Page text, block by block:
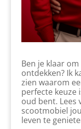
Ben je klaar
ontdekken? Ik
zien waarom
perfecte keuze
oud bent. Lees
scootmobiel
leven te